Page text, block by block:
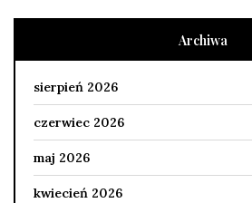
Archiwa
sierpień 2026
czerwiec 2026
maj 2026
kwiecień 2026